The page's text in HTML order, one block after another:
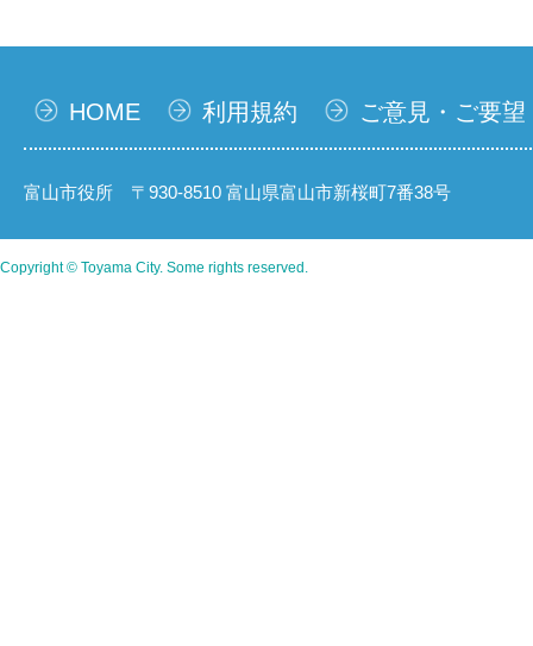
HOME 利用規約 ご意見・ご要望
富山市役所 〒930-8510 富山県富山市新桜町7番38号
Copyright © Toyama City. Some rights reserved.